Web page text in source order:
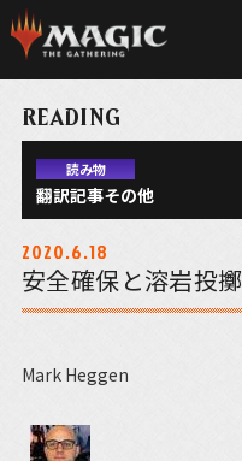
READING
読み物
翻訳記事その他
2020.6.18
安全確保と溶岩投擲
Mark Heggen